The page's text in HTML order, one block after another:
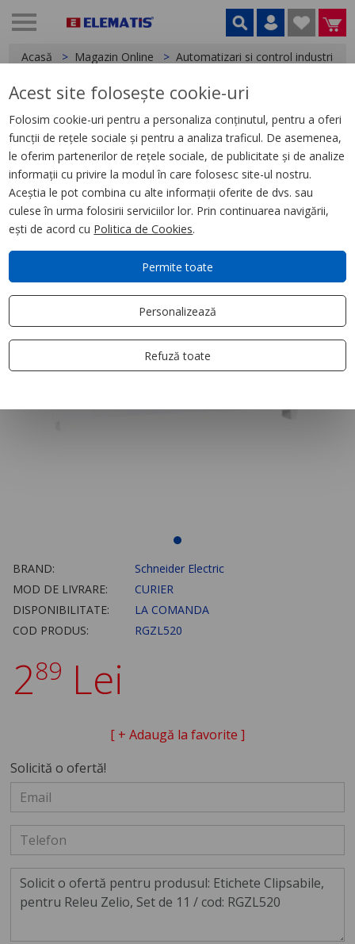
Acasă Magazin Online Automatizari si control industrial
< Relee
Etichete Clipsabile, pentru
Releu Zelio, Set de 11
BRAND:
Schneider Electric
MOD DE LIVRARE:
CURIER
DISPONIBILITATE:
LA COMANDA
COD PRODUS:
RGZL520
289 Lei
[ + Adaugă la favorite ]
Solicită o ofertă!
Acest site folosește cookie-uri
Folosim cookie-uri pentru a personaliza conținutul, pentru a oferi
funcții de rețele sociale și pentru a analiza traficul. De asemenea,
le oferim partenerilor de rețele sociale, de publicitate și de analize
informații cu privire la modul în care folosesc site-ul nostru.
Aceștia le pot combina cu alte informații oferite de dvs. sau
culese în urma folosirii serviciilor lor. Prin continuarea navigării,
ești de acord cu Politica de Cookies.
Permite toate
Personalizează
Refuză toate